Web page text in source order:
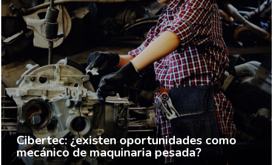
Cibertec: ¿existen oportunidades como
mecánico de maquinaria pesada?